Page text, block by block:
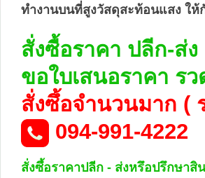
ทำงานบนที่สูงวัสดุสะท้อนแสง ใ
สั่งซื้อราคา ปลีก-ส่ง
ขอใบเสนอราคา ร
สั่งซึ้อจำนวนมาก (
094-991-4222
สั่งซึ้อราคาปลีก - ส่งหรึอปรึกษาสิ